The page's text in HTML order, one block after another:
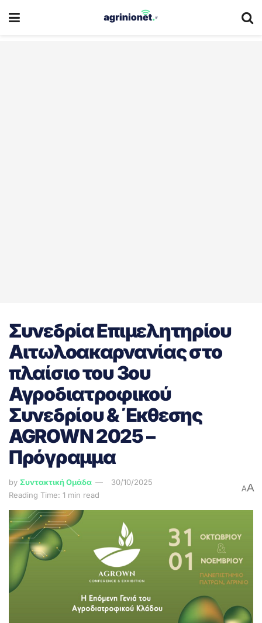
Συνεδρία Επιμελητηρίου
Αιτωλοακαρνανίας στο
πλαίσιο του 3ου
Αγροδιατροφικού
Συνεδρίου & Έκθεσης
AGROWN 2025 –
Πρόγραμμα
by Συντακτική Ομάδα
30/10/2025
Reading Time: 1 min read
AA